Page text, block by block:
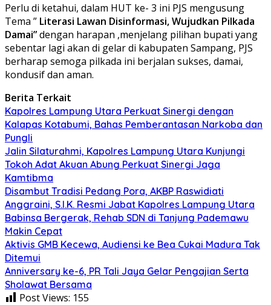
Perlu di ketahui, dalam HUT ke- 3 ini PJS mengusung
Tema ” Literasi Lawan Disinformasi, Wujudkan Pilkada
Damai”dengan harapan ,menjelang pilihan bupati yang
sebentar lagi akan di gelar di kabupaten Sampang, PJS
berharap semoga pilkada ini berjalan sukses, damai,
kondusif dan aman.
Berita Terkait
Kapolres Lampung Utara Perkuat Sinergi dengan
Kalapas Kotabumi, Bahas Pemberantasan Narkoba dan
Pungli
Jalin Silaturahmi, Kapolres Lampung Utara Kunjungi
Tokoh Adat Akuan Abung Perkuat Sinergi Jaga
Kamtibma
Disambut Tradisi Pedang Pora, AKBP Raswidiati
Anggraini, S.I.K. Resmi Jabat Kapolres Lampung Utara
Babinsa Bergerak, Rehab SDN di Tanjung Pademawu
Makin Cepat
Aktivis GMB Kecewa, Audiensi ke Bea Cukai Madura Tak
Ditemui
Anniversary ke-6, PR Tali Jaya Gelar Pengajian Serta
Sholawat Bersama
Post Views: 155